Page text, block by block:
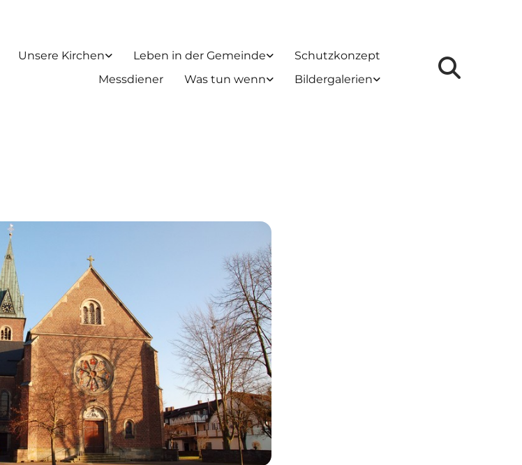
Unsere Kirchen Leben in der Gemeinde
Schutzkonzept
Messdiener
Was tun wenn Bildergalerien